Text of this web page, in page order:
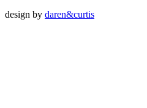
design by daren&curtis